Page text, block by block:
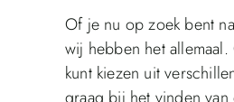
Of je nu op zoek bent
wij hebben het
kunt kiezen uit
graag bij het vinden